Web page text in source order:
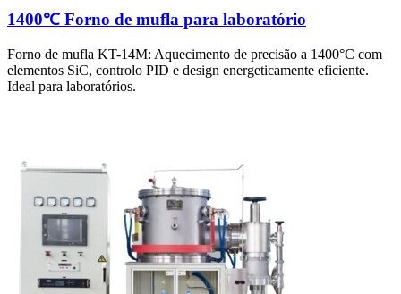
1400℃ Forno de mufla para laboratório
Forno de mufla KT-14M: Aquecimento de precisão a 1400°C com
elementos SiC, controlo PID e design energeticamente eficiente.
Ideal para laboratórios.